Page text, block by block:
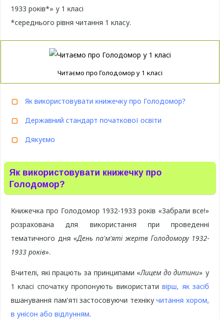
1933 років*» у 1 класі
*середнього рівня читання 1 класу.
Читаємо про Голодомор у 1 класі
Як використовувати книжечку про Голодомор?
Державний стандарт початкової освіти
Дякуємо
Як використовувати книжечку про
Голодомор?
Книжечка про Голодомор 1932-1933 років «Забрали все!»
розрахована для використання при проведенні
тематичного дня «День па'м'яті жертв Голодомору 1932-
1933 років».
Вчителі, які працють за принципами «Лицем до дитини» у
1 класі cпочатку пропонують використативірш, як засіб
вшанування пам'яті застосовуючи технікучитання хором,
в унісон або відлунням.